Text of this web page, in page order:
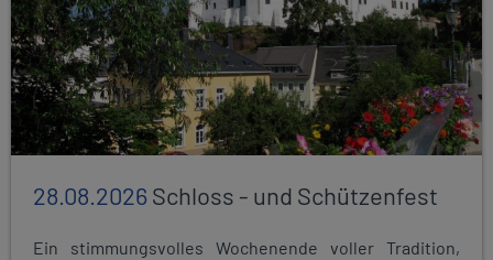
28.08.2026Schloss - und Schützenfest
Ein stimmungsvolles Wochenende voller Tradition,